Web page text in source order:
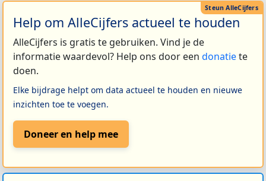
Help om AlleCijfers actueel te houden
AlleCijfers is gratis te gebruiken. Vind je de
informatie waardevol? Help ons door een donatiete
doen.
Elke bijdrage helpt om data actueel te houden en nieuwe
inzichten toe te voegen.
Doneer en help mee